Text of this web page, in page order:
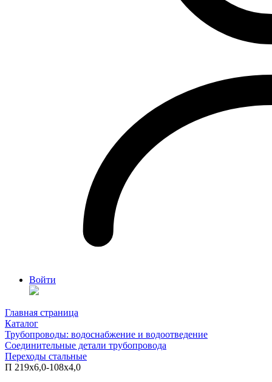
Войти
Главная страница
Каталог
Трубопроводы: водоснабжение и водоотведение
Соединительные детали трубопровода
Переходы стальные
П 219х6,0-108х4,0